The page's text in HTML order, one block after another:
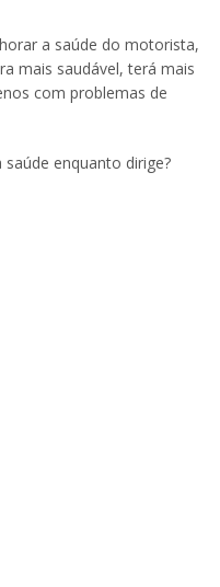
a saúde do motorista,
mais saudável, terá mais
com problemas de
enquanto dirige?